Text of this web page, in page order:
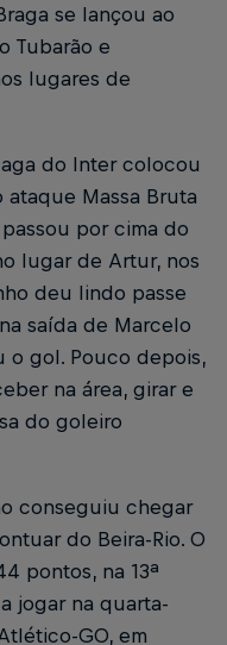
se lançou ao
Tubarão e
lugares de
do Inter colocou
ataque Massa Bruta
por cima do
lugar de Artur, nos
deu lindo passe
saída de Marcelo
o gol. Pouco depois,
na área, girar e
do goleiro
conseguiu chegar
do Beira-Rio. O
pontos, na 13ª
jogar na quarta-
GO, em